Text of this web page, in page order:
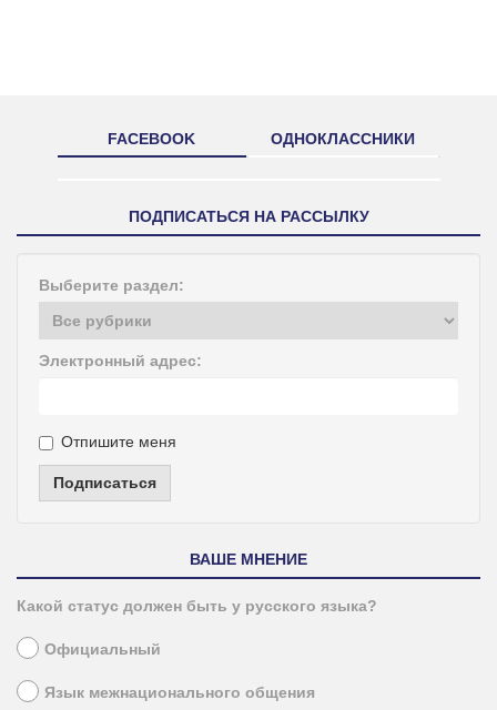
FACEBOOK ОДНОКЛАССНИКИ
ПОДПИСАТЬСЯ НА РАССЫЛКУ
Выберите раздел:
Электронный адрес:
Отпишите меня
Подписаться
ВАШЕ МНЕНИЕ
Какой статус должен быть у русского языка?
Официальный
Язык межнационального общения